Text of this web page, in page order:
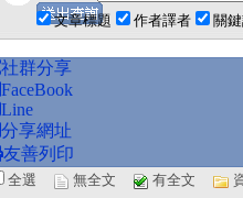
文章標題
作者譯者 關
社群分享
FaceBook
Line
分享網址
友善列印
全選 無全文 有全文